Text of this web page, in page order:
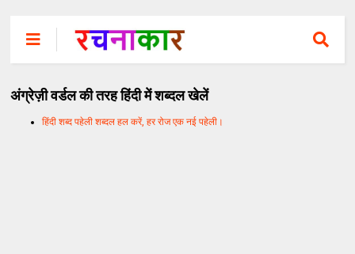
अंग्रेज़ी वर्डल की तरह हिंदी में शब्दल खेलें
हिंदी शब्द पहेली शब्दल हल करें, हर रोज एक नई पहेली।